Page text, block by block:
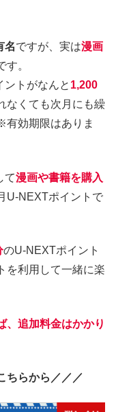
名ですが、実は漫画
す。
ントがなんと 1,200
なくても次月にも繰
有効期限はありま
て漫画や書籍を購入
U-NEXTポイントで
のU-NEXTポイント
を利用して一緒に楽
、追加料金はかかり
ちらから／／／